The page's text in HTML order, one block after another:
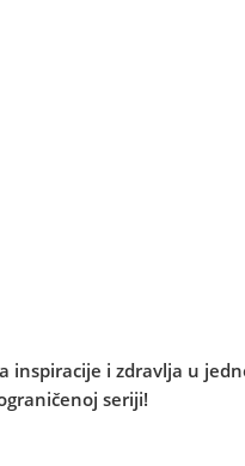
inspiracije i zdravlja u
seriji!